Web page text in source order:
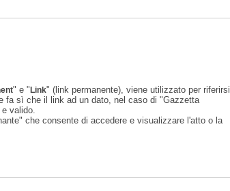
" e "Link" (link permanente), viene utilizzato per riferirsi
fa sì che il link ad un dato, nel caso di "Gazzetta
valido.
che consente di accedere e visualizzare l'atto o la